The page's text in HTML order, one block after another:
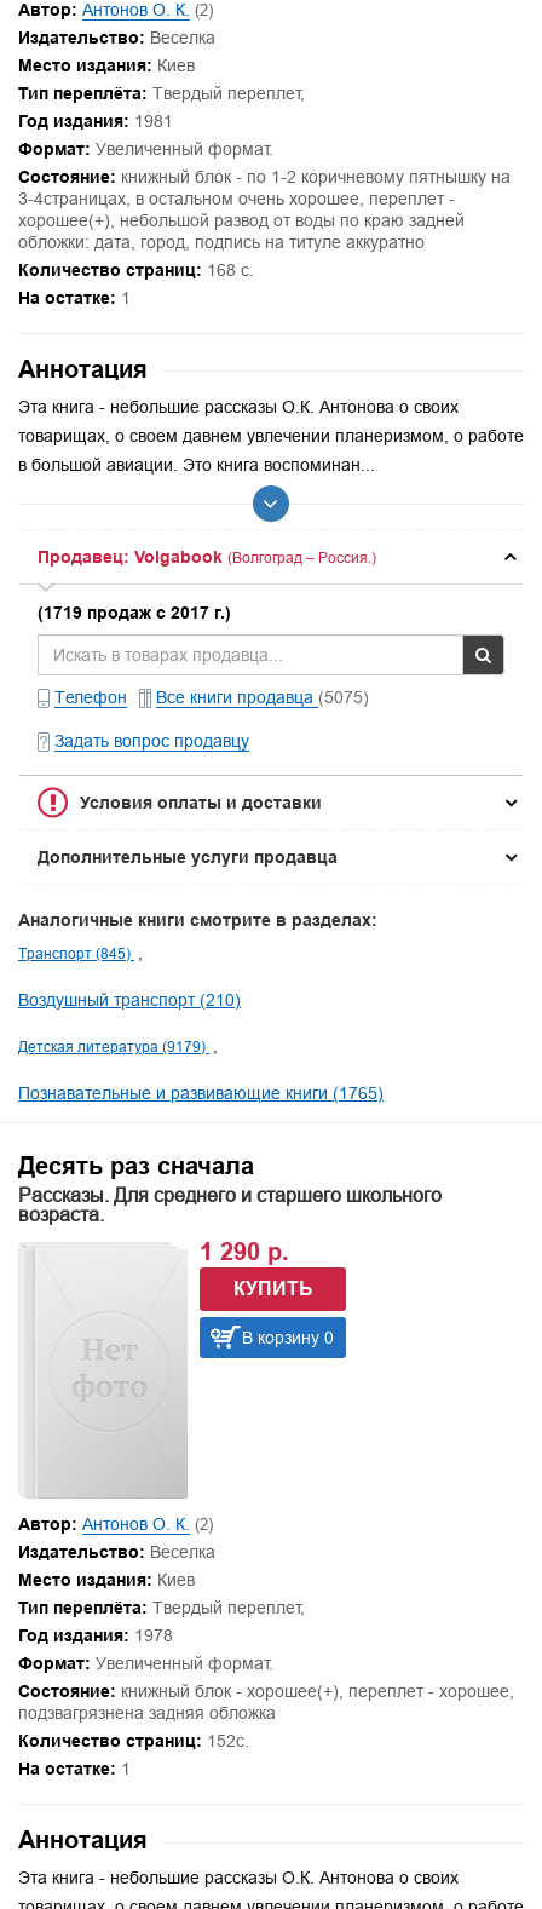
Автор: Антонов О. К. (2)
Издательство: Веселка
Место издания: Киев
Тип переплёта: Твердый переплет,
Год издания: 1981
Формат: Увеличенный формат.
Состояние: книжный блок - по 1-2 коричневому пятнышку на
3-4страницах, в остальном очень хорошее, переплет -
хорошее(+), небольшой развод от воды по краю задней
обложки: дата, город, подпись на титуле аккуратно
Количество страниц: 168 с.
На остатке: 1
Аннотация
Эта книга - небольшие рассказы О.К. Антонова о своих
товарищах, о своем давнем увлечении планеризмом, о работе
в большой авиации. Это книга воспоминан...
Продавец: Volgabook (Волгоград – Россия.)
(1719 продаж с 2017 г.)
Телефон Все книги продавца (5075)
Задать вопрос продавцу
Условия оплаты и доставки
Дополнительные услуги продавца
Аналогичные книги смотрите в разделах:
Транспорт (845)
Воздушный транспорт (210)
Детская литература (9179)
Познавательные и развивающие книги (1765)
Десять раз сначала
Рассказы. Для среднего и старшего школьного
возраста.
1 290 р.
КУПИТЬ
В корзину 0
Автор: Антонов О. К. (2)
Издательство: Веселка
Место издания: Киев
Тип переплёта: Твердый переплет,
Год издания: 1978
Формат: Увеличенный формат.
Состояние: книжный блок - хорошее(+), переплет - хорошее,
подзвагрязнена задняя обложка
Количество страниц: 152с.
На остатке: 1
Аннотация
Эта книга - небольшие рассказы О.К. Антонова о своих